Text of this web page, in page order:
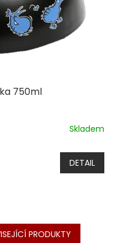
750ml
Skladem
DETAIL
PRODUKTY